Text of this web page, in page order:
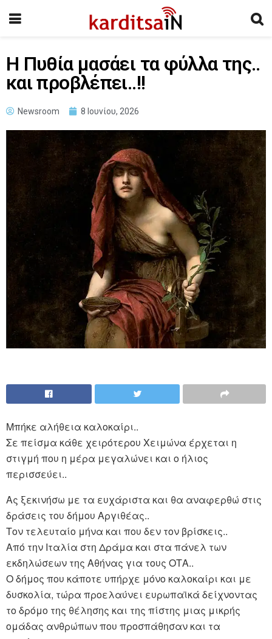
Η Πυθία μασάει τα φύλλα της..
και προβλέπει..!!
Newsroom 8 Ιουνίου, 2026
Μπήκε αλήθεια καλοκαίρι..
Σε πείσμα κάθε χειρότερου Χειμώνα έρχεται η
στιγμή που η μέρα μεγαλώνει και ο ήλιος
περισσεύει..
Ας ξεκινήσω με τα ευχάριστα και θα αναφερθώ στις
δράσεις του δήμου Αργιθέας..
Τον τελευταίο μήνα και που δεν τον βρίσκεις..
Από την Ιταλία στη Δράμα και στα πάνελ των
εκδηλώσεων της Αθήνας για τους ΟΤΑ..
Ο δήμος που κάποτε υπήρχε μόνο καλοκαίρι και με
δυσκολία, τώρα προελαύνει ευρωπαϊκά δείχνοντας
το δρόμο της θέλησης και της πίστης μιας μικρής
ομάδας ανθρώπων που προσπάθησαν και τα